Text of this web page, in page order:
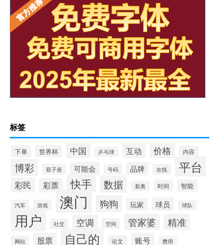
标签
下单 世界杯 中国 乒乓球 互动 价格 内容
博彩 双子座 可能会 号码 品牌 在线 平台
彩民 彩票 快手 数据 新奥 时间 智能
汽车 游戏 澳门 狗狗 玩家 球员 球队
用户 社交 空调 空间 管家婆 精准
网站 股票 自己的 论文 账号 费用